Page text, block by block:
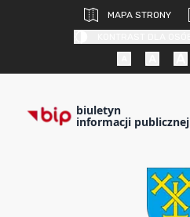
MAPA STRONY
biuletyn
informacji publicznej